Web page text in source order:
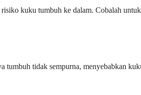
kuku tumbuh ke dalam. Cobalah
tumbuh tidak sempurna, menyebabkan